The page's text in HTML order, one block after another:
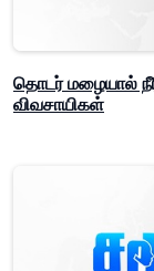
தொடர் மழையால்
விவசாயிகள்